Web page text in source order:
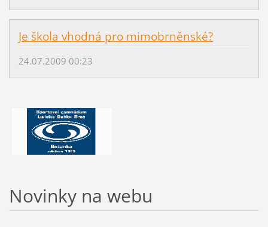
Je škola vhodná pro mimobrněnské?
24.07.2009 00:23
Novinky na webu